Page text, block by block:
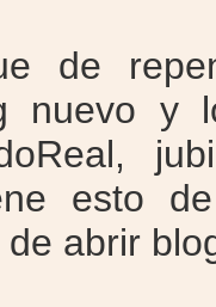
de
nuevo y
esto
abrir